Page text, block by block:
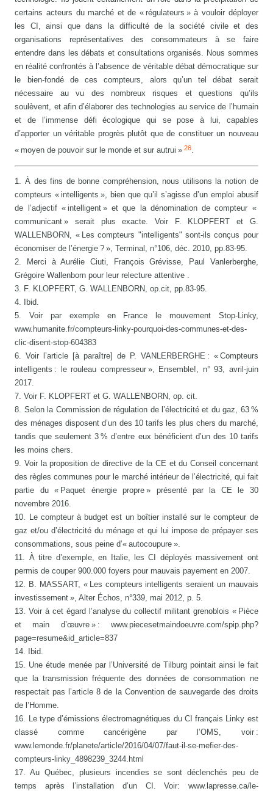
certains acteurs du marché et de « régulateurs » à vouloir déployer
les CI, ainsi que dans la difficulté de la société civile et des
organisations représentatives des consommateurs à se faire
entendre dans les débats et consultations organisés. Nous sommes
en réalité confrontés à l’absence de véritable débat démocratique sur
le bien-fondé de ces compteurs, alors qu’un tel débat serait
nécessaire au vu des nombreux risques et questions qu’ils
soulèvent, et afin d’élaborer des technologies au service de l’humain
et de l’immense défi écologique qui se pose à lui, capables
d’apporter un véritable progrès plutôt que de constituer un nouveau
« moyen de pouvoir sur le monde et sur autrui »26.
1. À des fins de bonne compréhension, nous utilisons la notion de
compteurs « intelligents », bien que qu’il s’agisse d’un emploi abusif
de l’adjectif « intelligent » et que la dénomination de compteur «
communicant » serait plus exacte. Voir F. KLOPFERT et G.
WALLENBORN, « Les compteurs "intelligents" sont-ils conçus pour
économiser de l’énergie ? », Terminal, n°106, déc. 2010, pp.83-95.
2. Merci à Aurélie Ciuti, François Grévisse, Paul Vanlerberghe,
Grégoire Wallenborn pour leur relecture attentive .
3. F. KLOPFERT, G. WALLENBORN, op.cit, pp.83-95.
4. Ibid.
5. Voir par exemple en France le mouvement Stop-Linky,
www.humanite.fr/compteurs-linky-pourquoi-des-communes-et-des-
clic-disent-stop-604383
6. Voir l’article [à paraître] de P. VANLERBERGHE : « Compteurs
intelligents : le rouleau compresseur », Ensemble!, n° 93, avril-juin
2017.
7. Voir F. KLOPFERT et G. WALLENBORN, op. cit.
8. Selon la Commission de régulation de l’électricité et du gaz, 63 %
des ménages disposent d’un des 10 tarifs les plus chers du marché,
tandis que seulement 3 % d’entre eux bénéficient d’un des 10 tarifs
les moins chers.
9. Voir la proposition de directive de la CE et du Conseil concernant
des règles communes pour le marché intérieur de l’électricité, qui fait
partie du « Paquet énergie propre » présenté par la CE le 30
novembre 2016.
10. Le compteur à budget est un boîtier installé sur le compteur de
gaz et/ou d’électricité du ménage et qui lui impose de prépayer ses
consommations, sous peine d’« autocoupure ».
11. À titre d’exemple, en Italie, les CI déployés massivement ont
permis de couper 900.000 foyers pour mauvais payement en 2007.
12. B. MASSART, « Les compteurs intelligents seraient un mauvais
investissement », Alter Échos, n°339, mai 2012, p. 5.
13. Voir à cet égard l’analyse du collectif militant grenoblois « Pièce
et main d’œuvre » : www.piecesetmaindoeuvre.com/spip.php?
page=resume&id_article=837
14. Ibid.
15. Une étude menée par l’Université de Tilburg pointait ainsi le fait
que la transmission fréquente des données de consommation ne
respectait pas l’article 8 de la Convention de sauvegarde des droits
de l’Homme.
16. Le type d’émissions électromagnétiques du CI français Linky est
classé comme cancérigène par l’OMS, voir :
www.lemonde.fr/planete/article/2016/04/07/faut-il-se-mefier-des-
compteurs-linky_4898239_3244.html
17. Au Québec, plusieurs incendies se sont déclenchés peu de
temps après l’installation d’un CI. Voir: www.lapresse.ca/le-